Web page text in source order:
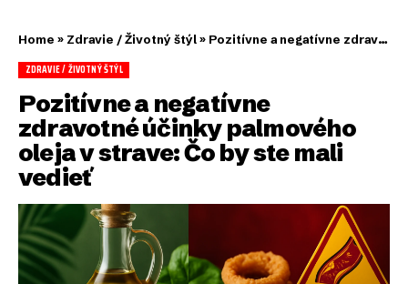
Home » Zdravie / Životný štýl» Pozitívne a negatívne zdravotné účinky palmového oleja v strave: Čo by ste mali vedieť
ZDRAVIE / ŽIVOTNÝ ŠTÝL
Pozitívne a negatívne
zdravotné účinky palmového
oleja v strave: Čo by ste mali
vedieť